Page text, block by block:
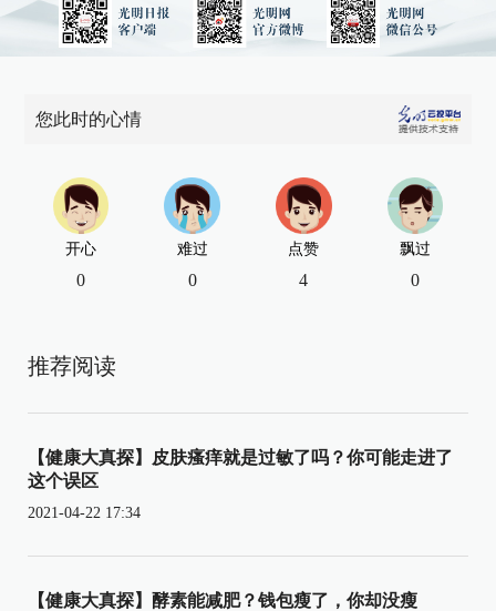
您此时的心情
开心
0
难过
0
点赞
4
飘过
0
推荐阅读
【健康大真探】皮肤瘙痒就是过敏了吗？你可能走进了
这个误区
2021-04-22 17:34
【健康大真探】酵素能减肥？钱包瘦了，你却没瘦